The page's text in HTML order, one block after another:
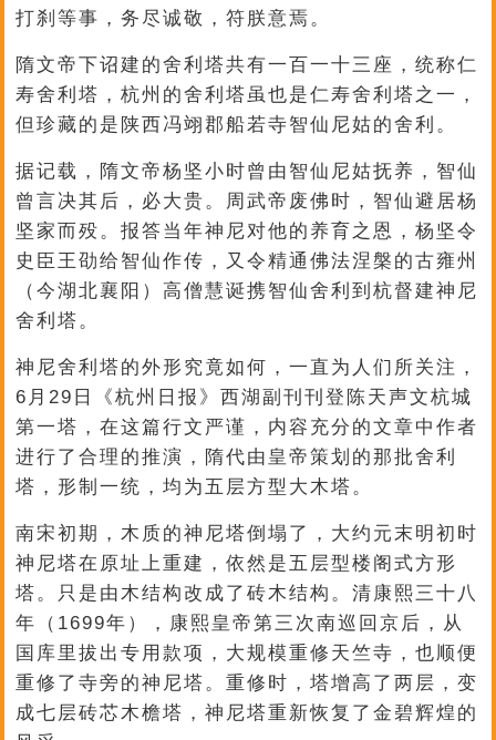
打刹等事，务尽诚敬，符朕意焉。
隋文帝下诏建的舍利塔共有一百一十三座，统称仁
寿舍利塔，杭州的舍利塔虽也是仁寿舍利塔之一，
但珍藏的是陕西冯翊郡船若寺智仙尼姑的舍利。
据记载，隋文帝杨坚小时曾由智仙尼姑抚养，智仙
曾言决其后，必大贵。周武帝废佛时，智仙避居杨
坚家而殁。报答当年神尼对他的养育之恩，杨坚令
史臣王劭给智仙作传，又令精通佛法涅槃的古雍州
（今湖北襄阳）高僧慧诞携智仙舍利到杭督建神尼
舍利塔。
神尼舍利塔的外形究竟如何，一直为人们所关注，
6月29日《杭州日报》西湖副刊刊登陈天声文杭城
第一塔，在这篇行文严谨，内容充分的文章中作者
进行了合理的推演，隋代由皇帝策划的那批舍利
塔，形制一统，均为五层方型大木塔。
南宋初期，木质的神尼塔倒塌了，大约元末明初时
神尼塔在原址上重建，依然是五层型楼阁式方形
塔。只是由木结构改成了砖木结构。清康熙三十八
年（1699年），康熙皇帝第三次南巡回京后，从
国库里拔出专用款项，大规模重修天竺寺，也顺便
重修了寺旁的神尼塔。重修时，塔增高了两层，变
成七层砖芯木檐塔，神尼塔重新恢复了金碧辉煌的